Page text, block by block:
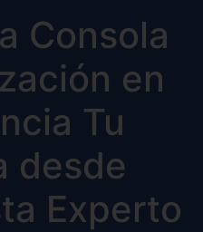
Consola
en
Tu
desde
Experto